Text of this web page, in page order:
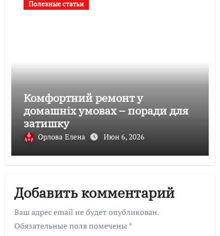
Полезные статьи
Комфортний ремонт у
домашніх умовах – поради для
затишку
Орлова Елена Июн 6, 2026
Добавить комментарий
Ваш адрес email не будет опубликован.
Обязательные поля помечены *